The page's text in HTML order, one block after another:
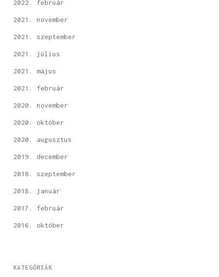
2022. február
2021. november
2021. szeptember
2021. július
2021. május
2021. február
2020. november
2020. október
2020. augusztus
2019. december
2018. szeptember
2018. január
2017. február
2016. október
KATEGÓRIÁK